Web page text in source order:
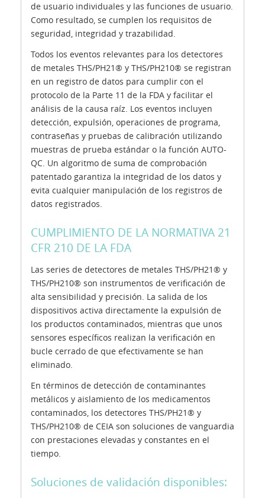
de usuario individuales y las funciones de usuario.
Como resultado, se cumplen los requisitos de
seguridad, integridad y trazabilidad.
Todos los eventos relevantes para los detectores
de metales THS/PH21® y THS/PH210® se registran
en un registro de datos para cumplir con el
protocolo de la Parte 11 de la FDA y facilitar el
análisis de la causa raíz. Los eventos incluyen
detección, expulsión, operaciones de programa,
contraseñas y pruebas de calibración utilizando
muestras de prueba estándar o la función AUTO-
QC. Un algoritmo de suma de comprobación
patentado garantiza la integridad de los datos y
evita cualquier manipulación de los registros de
datos registrados.
CUMPLIMIENTO DE LA NORMATIVA 21
CFR 210 DE LA FDA
Las series de detectores de metales THS/PH21® y
THS/PH210® son instrumentos de verificación de
alta sensibilidad y precisión. La salida de los
dispositivos activa directamente la expulsión de
los productos contaminados, mientras que unos
sensores específicos realizan la verificación en
bucle cerrado de que efectivamente se han
eliminado.
En términos de detección de contaminantes
metálicos y aislamiento de los medicamentos
contaminados, los detectores THS/PH21® y
THS/PH210® de CEIA son soluciones de vanguardia
con prestaciones elevadas y constantes en el
tiempo.
Soluciones de validación disponibles: